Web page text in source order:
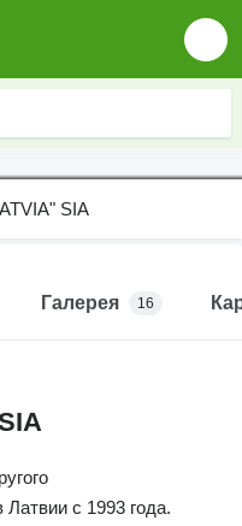
Галерея 16
с 1993 года.